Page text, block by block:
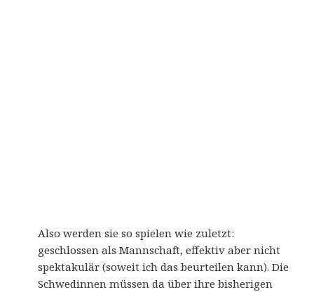
Also werden sie so spielen wie zuletzt:
geschlossen als Mannschaft, effektiv aber nicht
spektakulär (soweit ich das beurteilen kann). Die
Schwedinnen müssen da über ihre bisherigen